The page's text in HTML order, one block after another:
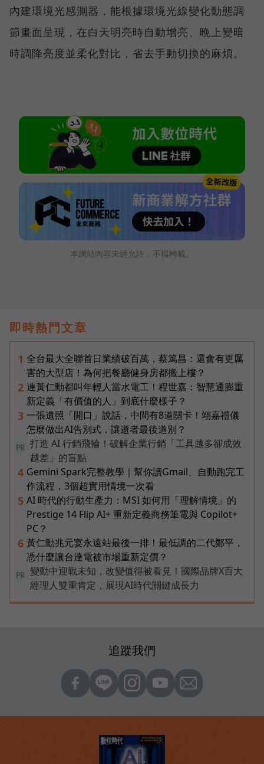
內建環境光感測器，能根據環境光線變化動態調
節畫面呈現，在白天明亮時自動增亮、晚上變暗
時調降亮度並柔化對比，省去手動切換的麻煩。
本網站內容未經允許，不得轉載。
即時熱門文章
1 全台最大全聯首日業績破百萬，蔡篤昌：還會有更厲
害的大型店！為何把餐廳健身房都搬上樓？
2 連黃仁勳都叫年輕人當水電工！程世嘉：智慧通膨重
新定義「有價值的人」到底什麼樣子？
3 一張遺照「開口」說話，中間有8道關卡！翊嘉禮儀
怎麼做出AI告別式，讓逝者最後道別？
PR
打造 AI 行銷飛輪！破解企業行銷「工具越多卻成效
越差」的盲點
4 Gemini Spark完整教學｜幫你讀Gmail、自動跑完工
作流程，3個超實用情境一次看
5 AI 時代的行動生產力：MSI 如何用「理解情境」的
Prestige 14 Flip AI+ 重新定義商務筆電與 Copilot+
PC？
6 黃仁勳兆元宴永遠站最後一排！最低調的二代鄭平，
憑什麼讓台達電被市場重新定價？
PR
變動中迎戰未知，改變值得被看見！國際品牌X百大
經理人雙重肯定，展現AI時代關鍵成長力
追蹤我們